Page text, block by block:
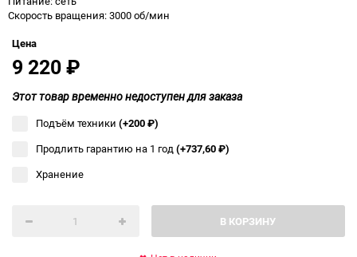
Скорость вращения: 3000 об/мин
Цена
9 220₽
Этот товар временно недоступен для заказа
Подъём техники (+200₽)
Продлить гарантию на 1 год(+737,60₽)
Хранение
В КОРЗИНУ